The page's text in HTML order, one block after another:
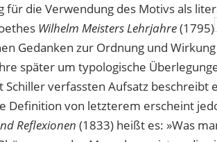
für die Verwendung des Motivs als
Wilhelm Meisters Lehrjahre(1795)
Gedanken zur Ordnung und
später um typologische
Schiller verfassten Aufsatz beschreibt
Definition von letzterem erscheint
Reflexionen (1833) heißt es: »Was